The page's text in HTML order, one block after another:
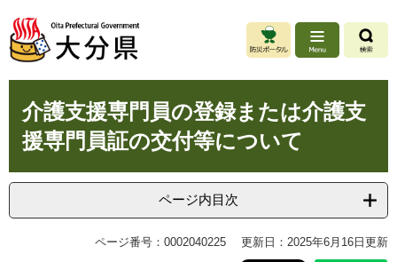
ジ
先
ュ
を
本
へ
介護支援専門員の登録または介護支
援専門員証の交付等について
ページ内目次
ページ番号：0002040225 更新日：2025年6月16日更新